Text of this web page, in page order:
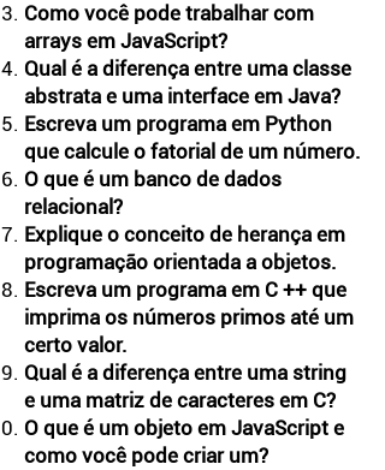
Como você pode trabalhar com
arrays em JavaScript?
Qual é a diferença entre uma classe
abstrata e uma interface em Java?
Escreva um programa em Python
que calcule o fatorial de um número.
O que é um banco de dados
relacional?
Explique o conceito de herança em
programação orientada a objetos.
Escreva um programa em C ++ que
imprima os números primos até um
certo valor.
Qual é a diferença entre uma string
e uma matriz de caracteres em C?
O que é um objeto em JavaScript e
como você pode criar um?